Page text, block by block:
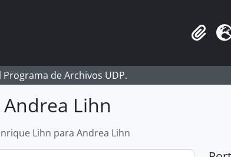
de Archivos UDP.
Lihn
Lihn para Andrea Lihn